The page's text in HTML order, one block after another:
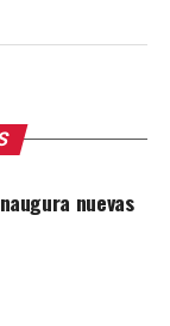
nuevas